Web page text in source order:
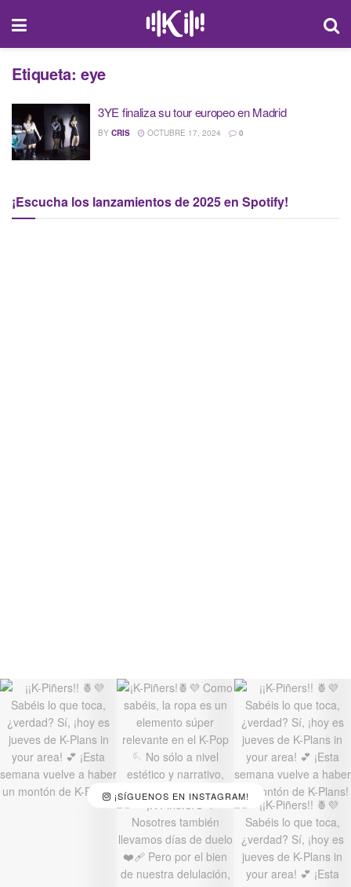
Etiqueta: eye
3YE finaliza su tour europeo en Madrid
BY CRIS OCTUBRE 17, 2024 0
¡Escucha los lanzamientos de 2025 en Spotify!
¡SÍGUENOS EN INSTAGRAM!